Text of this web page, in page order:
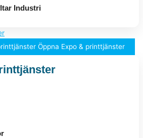
Industri
Öppna Expo & printtjänster